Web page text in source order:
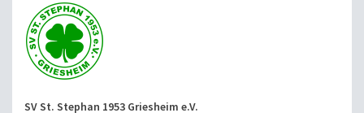
SV St. Stephan 1953 Griesheim e.V.